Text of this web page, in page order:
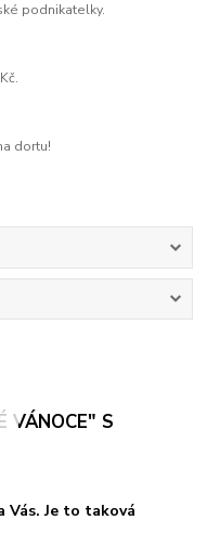
podnikatelky.
dortu!
VÁNOCE" S
Vás. Je to taková